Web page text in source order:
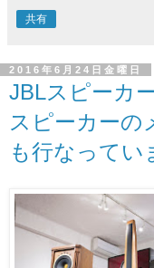
共有
2016年6月24日金曜日
JBLスピーカ
スピーカーの
も行なってい